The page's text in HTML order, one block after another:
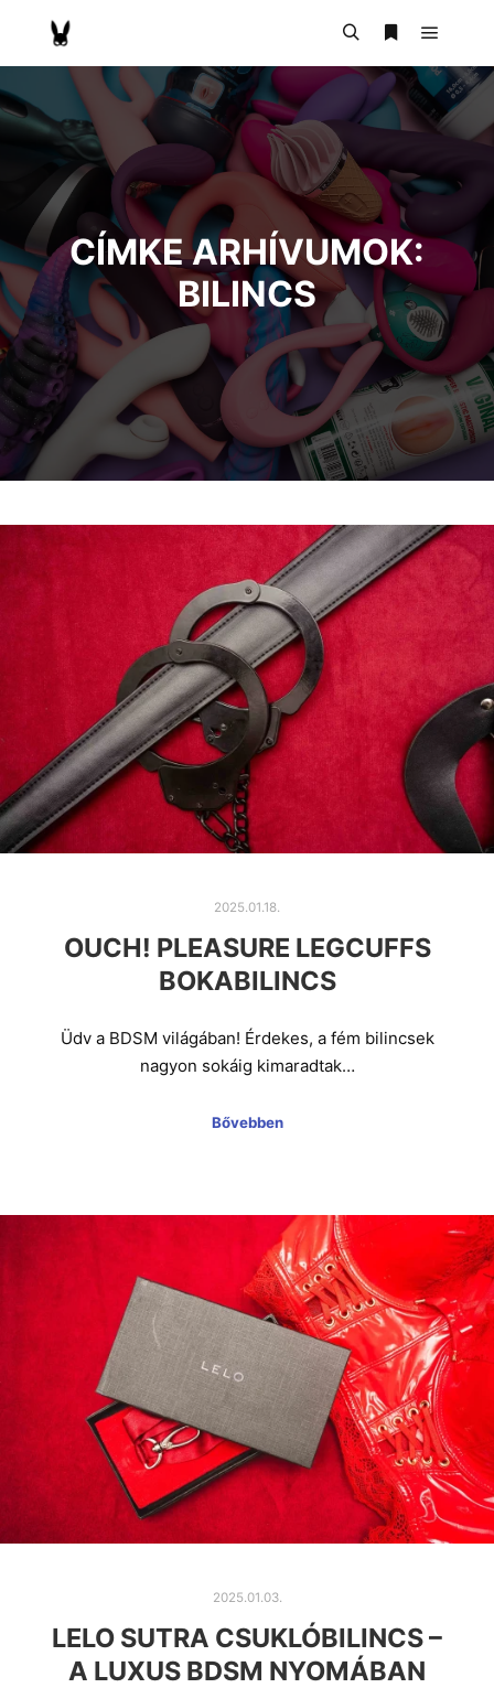
CÍMKE ARHÍVUMOK:
BILINCS
2025.01.18.
OUCH! PLEASURE LEGCUFFS
BOKABILINCS
Üdv a BDSM világában! Érdekes, a fém bilincsek
nagyon sokáig kimaradtak…
Bővebben
2025.01.03.
LELO SUTRA CSUKLÓBILINCS –
A LUXUS BDSM NYOMÁBAN